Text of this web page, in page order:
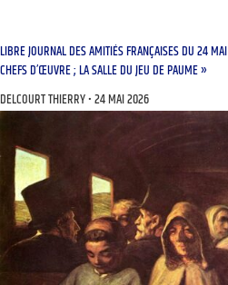
LIBRE JOURNAL DES AMITIÉS FRANÇAISES DU 24
CHEFS D’ŒUVRE ; LA SALLE DU JEU DE PAUME »
DELCOURT THIERRY 24 MAI 2026